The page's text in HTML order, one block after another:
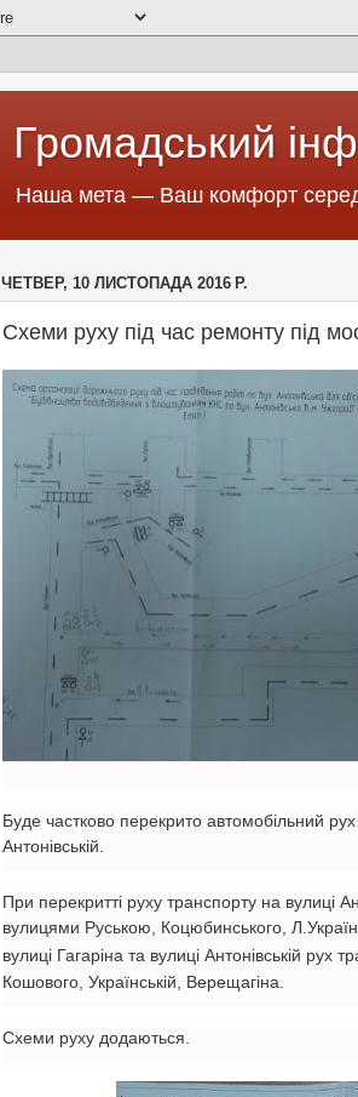
Громадський
Наша мета — Ваш комфорт серед
ЧЕТВЕР, 10 ЛИСТОПАДА 2016 Р.
Схеми руху під час ремонту під
Буде частково перекрито автомобільний
Антонівській.
При перекритті руху транспорту на вулиці
вулицями Руською, Коцюбинського,
вулиці Гагаріна та вулиці Антонівській
Кошового, Українській, Верещагіна.
Схеми руху додаються.